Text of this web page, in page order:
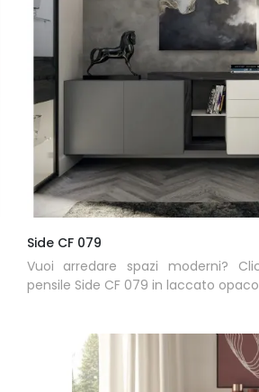
Side CF 079
Vuoi arredare spazi moderni?
pensile Side CF 079 in laccato